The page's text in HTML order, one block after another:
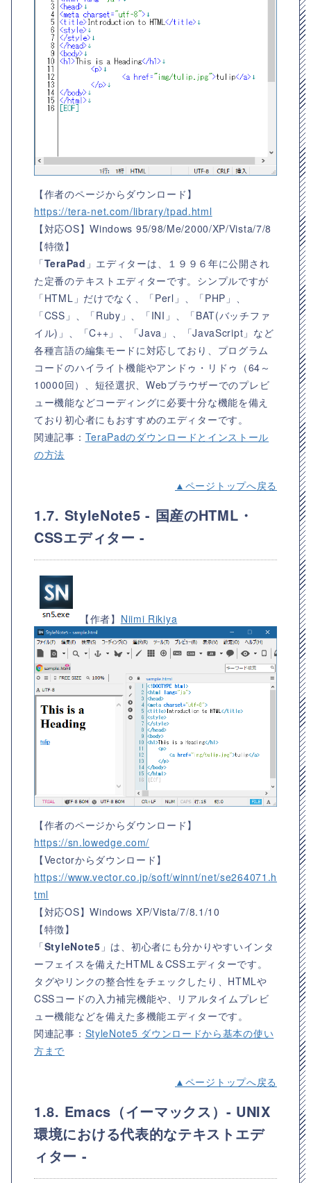
【作者のページからダウンロード】
https://tera-net.com/library/tpad.html
【対応OS】Windows 95/98/Me/2000/XP/Vista/7/8
【特徴】
「TeraPad 」エディターは、１９９６年に公開され
た定番のテキストエディターです。シンプルですが
「HTML」だけでなく、「Perl」、「PHP」、
「CSS」、「Ruby」、「INI」、「BAT(バッチファ
イル)」、「C++」、「Java」、「JavaScript」など
各種言語の編集モードに対応しており、プログラム
コードのハイライト機能やアンドゥ・リドゥ（64～
10000回）、短径選択、Webブラウザーでのプレビ
ュー機能などコーディングに必要十分な機能を備え
ており初心者にもおすすめのエディターです。
関連記事： TeraPadのダウンロードとインストール
の方法
▲ページトップへ戻る
1.7. StyleNote5 - 国産のHTML・
CSSエディター -
【作者】 Niimi Rikiya
【作者のページからダウンロード】
https://sn.lowedge.com/
【Vectorからダウンロード】
https://www.vector.co.jp/soft/winnt/net/se264071.h
tml
【対応OS】Windows XP/Vista/7/8.1/10
【特徴】
「StyleNote5 」は、初心者にも分かりやすいインタ
ーフェイスを備えたHTML＆CSSエディターです。
タグやリンクの整合性をチェックしたり、HTMLや
CSSコードの入力補完機能や、リアルタイムプレビ
ュー機能などを備えた多機能エディターです。
関連記事： StyleNote5 ダウンロードから基本の使い
方まで
▲ページトップへ戻る
1.8. Emacs（イーマックス）- UNIX
環境における代表的なテキストエデ
ィター -